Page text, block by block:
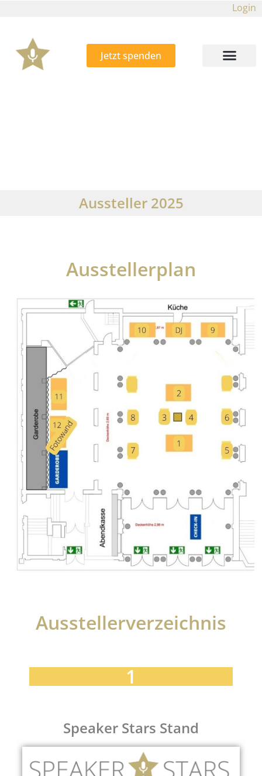
Login
Jetzt spenden
Aussteller 2025
Ausstellerplan
Ausstellerverzeichnis
1
Speaker Stars Stand